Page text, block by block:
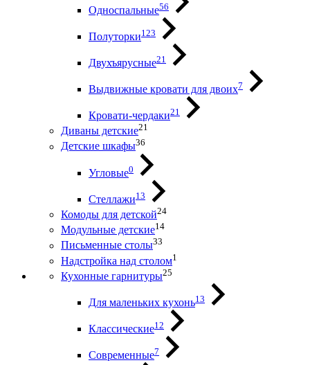
Односпальные56
Полуторки123
Двухъярусные21
Выдвижные кровати для двоих7
Кровати-чердаки21
Диваны детские21
Детские шкафы36
Угловые0
Стеллажи13
Комоды для детской24
Модульные детские14
Письменные столы33
Надстройка над столом1
Кухонные гарнитуры25
Для маленьких кухонь13
Классические12
Современные7